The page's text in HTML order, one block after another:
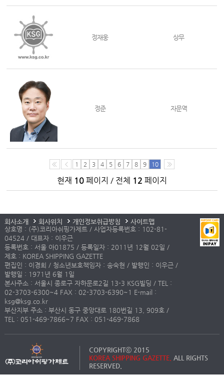
정재웅 상무
정준 자문역
1 2 3 4 5 6 7 8 9 10
현재 10페이지 / 전체 12 페이지
회사소개 회사위치 개인정보취급방침
사이트맵
상호명 : (주)코리아쉬핑가제트 / 사업자등록번호 : 102-81-
04524 / 대표자 : 이우근
등록번호 : 서울 아01875 / 등록일자 : 2011년 12월 02일 /
제호 : KOREA SHIPPING GAZETTE
편집인 : 이경희 / 청소년보호책임자 : 송숙현 / 발행인 : 이우근 /
발행일 : 1971년 6월 1일
본사주소 : 서울시 종로구 자하문로2길 13-3 KSG빌딩 / TEL :
02-3703-6300~4 FAX : 02-3703-6390~1 E-mail :
ksg@ksg.co.kr
부산지부 주소 : 부산시 동구 중앙대로 180번길 13, 909호 /
TEL : 051-469-7866~7 FAX : 051-469-7868
COPYRIGHTⓒ 2015
KOREA SHIPPING GAZETTE. ALL RIGHTS
RESERVED.